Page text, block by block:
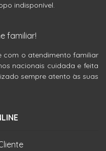
indisponível.
familiar!
com o atendimento familiar
nacionais cuidada e feita
sempre atento às suas